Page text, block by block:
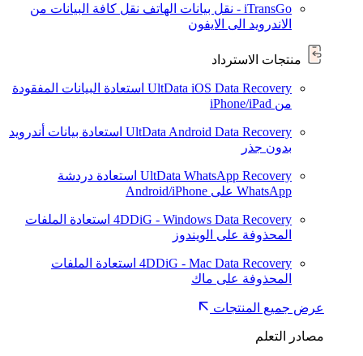
iTransGo - نقل بيانات الهاتف
نقل كافة البيانات من
الاندرويد الى الايفون
منتجات الاسترداد
UltData iOS Data Recovery استعادة البيانات المفقودة
من iPhone/iPad
UltData Android Data Recovery استعادة بيانات أندرويد
بدون جذر
UltData WhatsApp Recovery استعادة دردشة
WhatsApp على Android/iPhone
4DDiG - Windows Data Recovery استعادة الملفات
المحذوفة على الويندوز
4DDiG - Mac Data Recovery استعادة الملفات
المحذوفة على ماك
عرض جميع المنتجات
مصادر التعلم